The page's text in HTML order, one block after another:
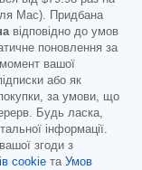
Mac). Придбана
відповідно до умов
поновлення за
вашої
або як
за умови, що
Будь ласка,
інформації.
згоди з
cookie та Умов